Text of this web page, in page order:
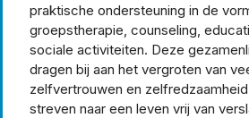
praktische ondersteuning in de
groepstherapie, counseling,
sociale activiteiten. Deze
dragen bij aan het vergroten van
zelfvertrouwen en
streven naar een leven vrij van